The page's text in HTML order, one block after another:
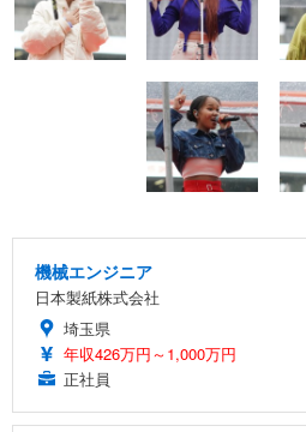
機械エンジニア
日本製紙株式会社
埼玉県
年収426万円～1,000万円
正社員